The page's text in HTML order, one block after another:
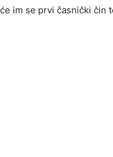
im se prvi časnički čin